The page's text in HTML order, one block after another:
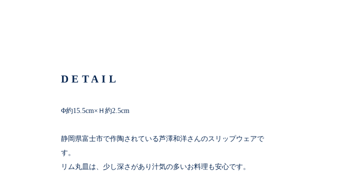
DETAIL
Φ約15.5cm×Ｈ約2.5cm
静岡県富士市で作陶されている芦澤和洋さんのスリップウェアで
す。
リム丸皿は、少し深さがあり汁気の多いお料理も安心です。